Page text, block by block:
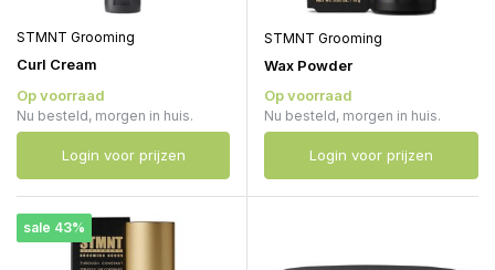
STMNT Grooming
Curl Cream
Op voorraad
Nu besteld, morgen in huis.
Login voor prijzen
STMNT Grooming
Wax Powder
Op voorraad
Nu besteld, morgen in huis.
Login voor prijzen
sale 43%